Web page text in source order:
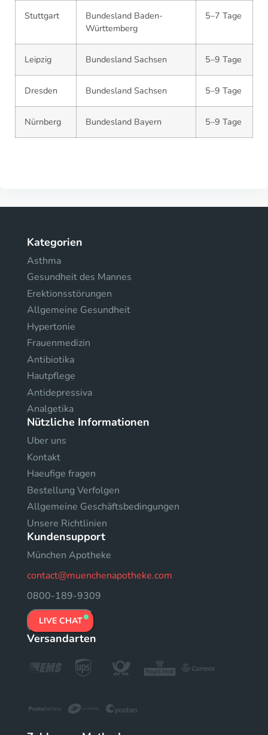
Stuttgart
Bundesland Baden-
Württemberg
5–7 Tage
Leipzig Bundesland Sachsen 5–9 Tage
Dresden Bundesland Sachsen 5–9 Tage
Nürnberg Bundesland Bayern 5–9 Tage
Kategorien
Asthma
Gesundheit des Mannes
Erektionsstörungen
Allgemeine Gesundheit
Hypertonie
Frauenmedizin
Antibiotika
Hautpflege
Antidepressiva
Analgetika
Nützliche Informationen
Uber uns
Kontakt
Haeufige fragen
Bestellung Verfolgen
Allgemeine Geschäftsbedingungen
Unsere Richtlinien
Kundensupport
München Apotheke
contact@muenchenapotheke.com
0800-189-9309
LIVE CHAT
Versandarten